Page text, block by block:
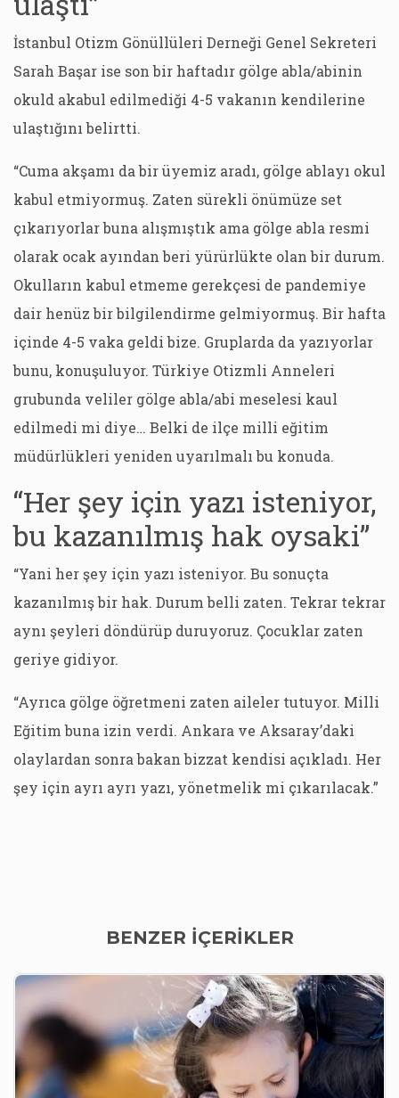
İstanbul Otizm Gönüllüleri Derneği Genel Sekreteri
Sarah Başar ise son bir haftadır gölge abla/abinin
okuld akabul edilmediği 4-5 vakanın kendilerine
ulaştığını belirtti.
“Cuma akşamı da bir üyemiz aradı, gölge ablayı okul
kabul etmiyormuş. Zaten sürekli önümüze set
çıkarıyorlar buna alışmıştık ama gölge abla resmi
olarak ocak ayından beri yürürlükte olan bir durum.
Okulların kabul etmeme gerekçesi de pandemiye
dair henüz bir bilgilendirme gelmiyormuş. Bir hafta
içinde 4-5 vaka geldi bize. Gruplarda da yazıyorlar
bunu, konuşuluyor. Türkiye Otizmli Anneleri
grubunda veliler gölge abla/abi meselesi kaul
edilmedi mi diye… Belki de ilçe milli eğitim
müdürlükleri yeniden uyarılmalı bu konuda.
“Her şey için yazı isteniyor,
bu kazanılmış hak oysaki”
“Yani her şey için yazı isteniyor. Bu sonuçta
kazanılmış bir hak. Durum belli zaten. Tekrar tekrar
aynı şeyleri döndürüp duruyoruz. Çocuklar zaten
geriye gidiyor.
“Ayrıca gölge öğretmeni zaten aileler tutuyor. Milli
Eğitim buna izin verdi. Ankara ve Aksaray’daki
olaylardan sonra bakan bizzat kendisi açıkladı. Her
şey için ayrı ayrı yazı, yönetmelik mi çıkarılacak.”
BENZER İÇERİKLER